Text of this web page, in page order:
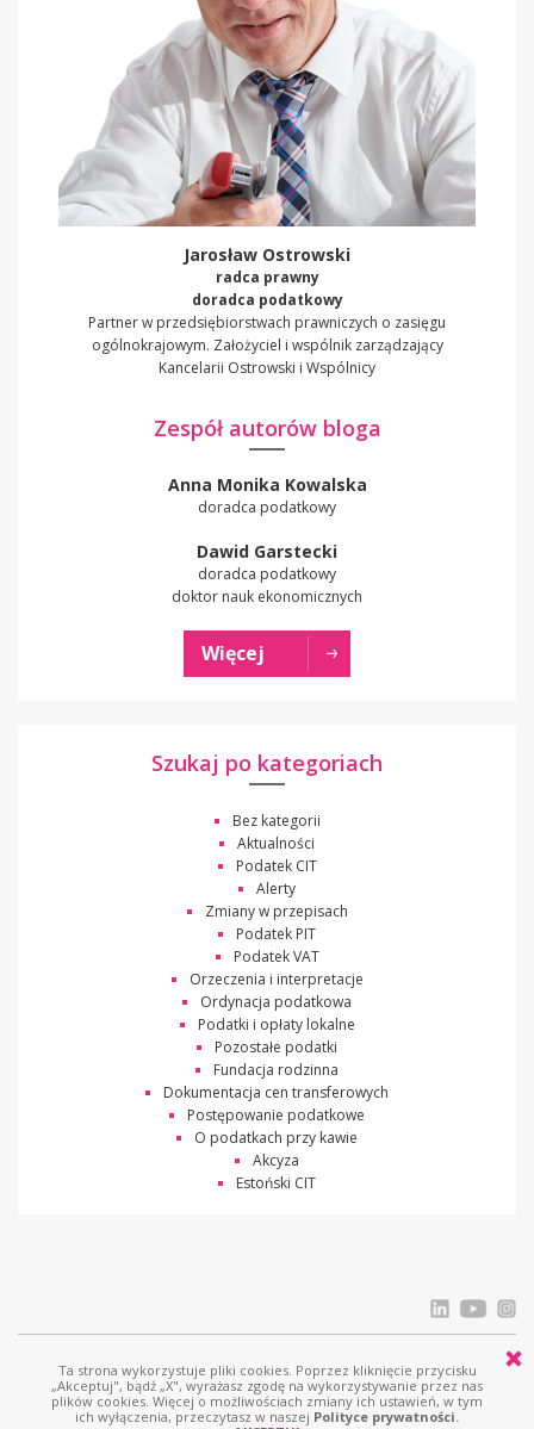
Jarosław Ostrowski
radca prawny
doradca podatkowy
Partner w przedsiębiorstwach prawniczych o zasięgu
ogólnokrajowym. Założyciel i wspólnik zarządzający
Kancelarii Ostrowski i Wspólnicy
Zespół autorów bloga
Anna Monika Kowalska
doradca podatkowy
Dawid Garstecki
doradca podatkowy
doktor nauk ekonomicznych
Więcej
Szukaj po kategoriach
Bez kategorii
Aktualności
Podatek CIT
Alerty
Zmiany w przepisach
Podatek PIT
Podatek VAT
Orzeczenia i interpretacje
Ordynacja podatkowa
Podatki i opłaty lokalne
Pozostałe podatki
Fundacja rodzinna
Dokumentacja cen transferowych
Postępowanie podatkowe
O podatkach przy kawie
Akcyza
Estoński CIT
© Ostrowski i Wspólnicy |www.ostrowski.legal| Wszystkie prawa zastrzeżone
Licznik odwiedziń: 518294
Ta strona wykorzystuje pliki cookies. Poprzez kliknięcie przycisku
„Akceptuj", bądź „X", wyrażasz zgodę na wykorzystywanie przez nas
plików cookies. Więcej o możliwościach zmiany ich ustawień, w tym
ich wyłączenia, przeczytasz w naszej Polityce prywatności.